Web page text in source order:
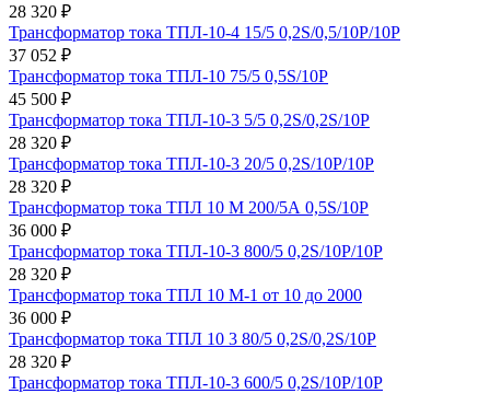
28 320 ₽
Трансформатор тока ТПЛ-10-4 15/5 0,2S/0,5/10Р/10Р
37 052 ₽
Трансформатор тока ТПЛ-10 75/5 0,5S/10Р
45 500 ₽
Трансформатор тока ТПЛ-10-3 5/5 0,2S/0,2S/10Р
28 320 ₽
Трансформатор тока ТПЛ-10-3 20/5 0,2S/10Р/10Р
28 320 ₽
Трансформатор тока ТПЛ 10 М 200/5А 0,5S/10Р
36 000 ₽
Трансформатор тока ТПЛ-10-3 800/5 0,2S/10Р/10Р
28 320 ₽
Трансформатор тока ТПЛ 10 М-1 от 10 до 2000
36 000 ₽
Трансформатор тока ТПЛ 10 3 80/5 0,2S/0,2S/10Р
28 320 ₽
Трансформатор тока ТПЛ-10-3 600/5 0,2S/10Р/10Р